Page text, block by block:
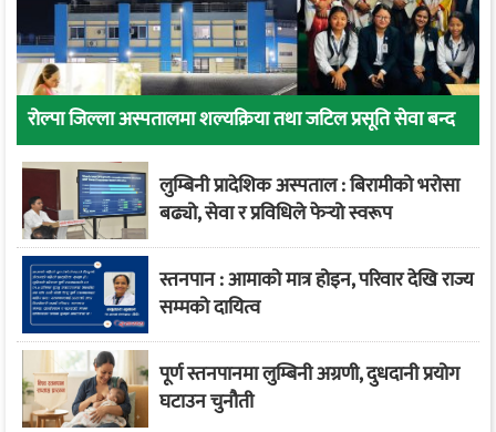
रोल्पा जिल्ला अस्पतालमा शल्यक्रिया तथा जटिल प्रसूति सेवा बन्द
लुम्बिनी प्रादेशिक अस्पताल : बिरामीको भरोसा
बढ्यो, सेवा र प्रविधिले फेर्‍यो स्वरूप
स्तनपान : आमाको मात्र होइन, परिवार देखि राज्य
सम्मको दायित्व
पूर्ण स्तनपानमा लुम्बिनी अग्रणी, दुधदानी प्रयोग
घटाउन चुनौती